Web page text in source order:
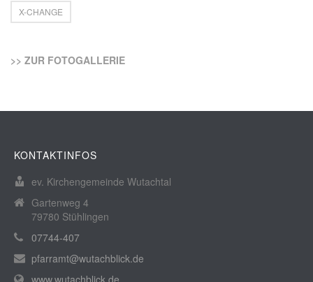
X-CHANGE
>> ZUR FOTOGALLERIE
KONTAKTINFOS
ev. Kirchengemeinde Wutachtal
Gartenweg 4
79780 Stühlingen
07744-407
pfarramt@wutachblick.de